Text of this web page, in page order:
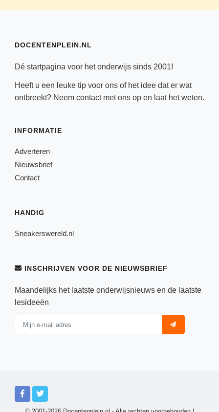
DOCENTENPLEIN.NL
Dé startpagina voor het onderwijs sinds 2001!
Heeft u een leuke tip voor ons of het idee dat er wat
ontbreekt? Neem contactmet ons op en laat het weten.
INFORMATIE
Adverteren
Nieuwsbrief
Contact
HANDIG
Sneakerswereld.nl
INSCHRIJVEN VOOR DE NIEUWSBRIEF
Maandelijks het laatste onderwijsnieuws en de laatste
lesideeën